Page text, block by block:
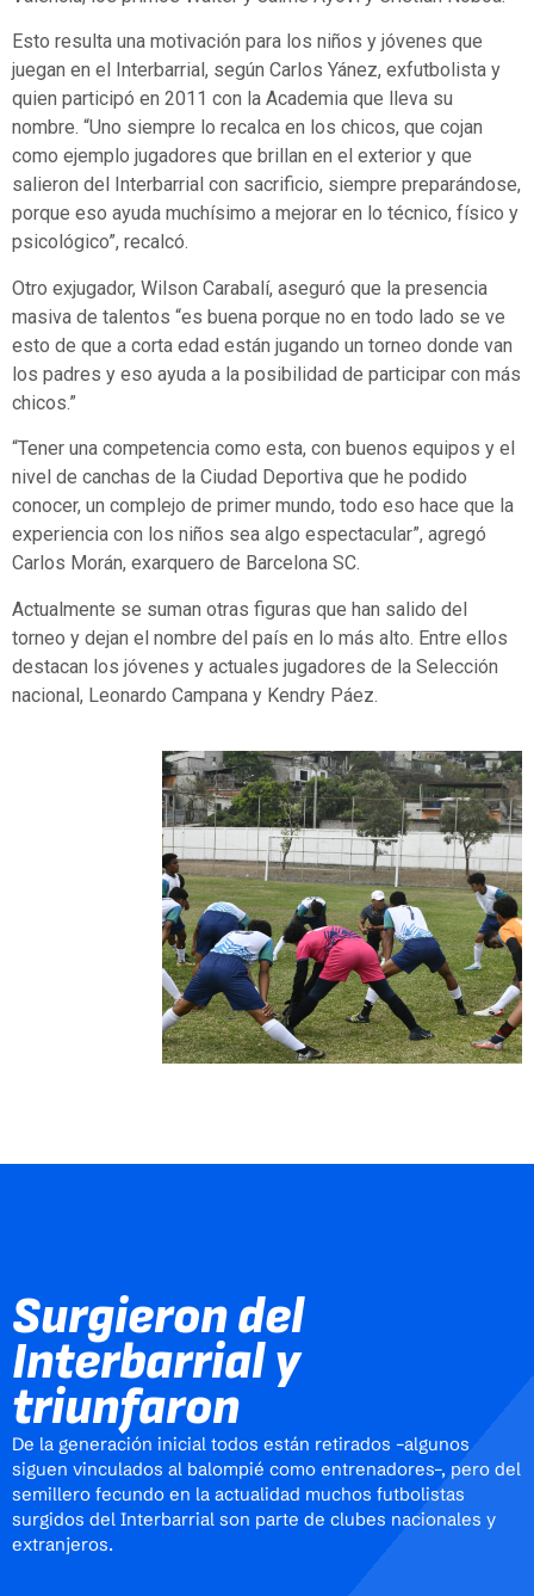
Esto resulta una motivación para los niños y jóvenes que
juegan en el Interbarrial, según Carlos Yánez, exfutbolista y
quien participó en 2011 con la Academia que lleva su
nombre. “Uno siempre lo recalca en los chicos, que cojan
como ejemplo jugadores que brillan en el exterior y que
salieron del Interbarrial con sacrificio, siempre preparándose,
porque eso ayuda muchísimo a mejorar en lo técnico, físico y
psicológico”, recalcó.
Otro exjugador, Wilson Carabalí, aseguró que la presencia
masiva de talentos “es buena porque no en todo lado se ve
esto de que a corta edad están jugando un torneo donde van
los padres y eso ayuda a la posibilidad de participar con más
chicos.”
“Tener una competencia como esta, con buenos equipos y el
nivel de canchas de la Ciudad Deportiva que he podido
conocer, un complejo de primer mundo, todo eso hace que la
experiencia con los niños sea algo espectacular”, agregó
Carlos Morán, exarquero de Barcelona SC.
Actualmente se suman otras figuras que han salido del
torneo y dejan el nombre del país en lo más alto. Entre ellos
destacan los jóvenes y actuales jugadores de la Selección
nacional, Leonardo Campana y Kendry Páez.
Surgieron del
Interbarrial y
triunfaron
De la generación inicial todos están retirados –algunos
siguen vinculados al balompié como entrenadores–, pero del
semillero fecundo en la actualidad muchos futbolistas
surgidos del Interbarrial son parte de clubes nacionales y
extranjeros.